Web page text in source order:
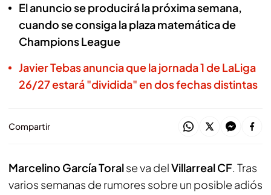
El anuncio se producirá la próxima semana,
cuando se consiga la plaza matemática de
Champions League
Javier Tebas anuncia que la jornada 1 de LaLiga
26/27 estará "dividida" en dos fechas distintas
Compartir
Marcelino García Toralse va delVillarreal CF. Tras
varios semanas de rumores sobre un posible adiós